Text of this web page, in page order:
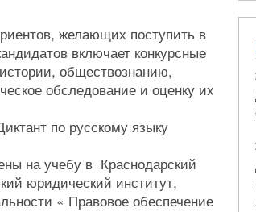
желающих поступить в
включает конкурсные
обществознанию,
обследование и оценку их
по русскому языку
на учебу в Краснодарский
юридический институт,
« Правовое обеспечение